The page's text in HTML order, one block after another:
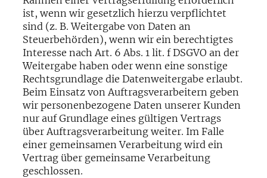
ist, wenn wir gesetzlich hierzu verpflichtet
sind (z. B. Weitergabe von Daten an
Steuerbehörden), wenn wir ein berechtigtes
Interesse nach Art. 6 Abs. 1 lit. f DSGVO an der
Weitergabe haben oder wenn eine sonstige
Rechtsgrundlage die Datenweitergabe erlaubt.
Beim Einsatz von Auftragsverarbeitern geben
wir personenbezogene Daten unserer Kunden
nur auf Grundlage eines gültigen Vertrags
über Auftragsverarbeitung weiter. Im Falle
einer gemeinsamen Verarbeitung wird ein
Vertrag über gemeinsame Verarbeitung
geschlossen.